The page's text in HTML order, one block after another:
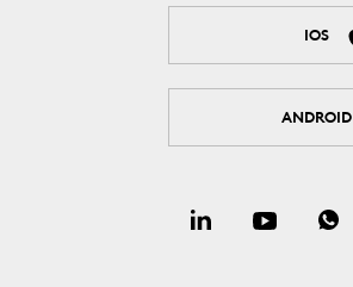
IOS
ANDROID